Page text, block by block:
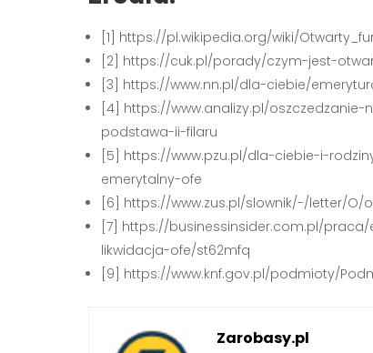
[1] https://pl.wikipedia.org/wiki/
[2] https://cuk.pl/porady/czym-jest-
[3] https://www.nn.pl/dla-ciebie/
[4] https://www.analizy.pl/
podstawa-ii-filaru
[5] https://www.pzu.pl/dla-ciebie-i-
emerytalny-ofe
[6] https://www.zus.pl/slownik/-/letter/
[7] https://businessinsider.com.pl/
likwidacja-ofe/st62mfq
[9] https://www.knf.gov.pl/podmioty/
Zarobasy.pl